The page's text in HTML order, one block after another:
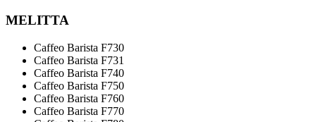
MELITTA
Caffeo Barista F730
Caffeo Barista F731
Caffeo Barista F740
Caffeo Barista F750
Caffeo Barista F760
Caffeo Barista F770